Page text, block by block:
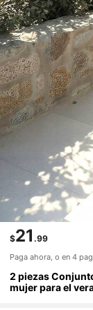
$21 .99
Paga ahora, o en 4
2 piezas
mujer para el